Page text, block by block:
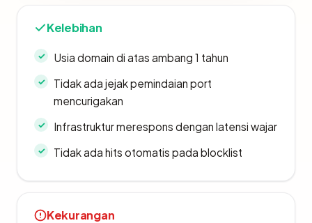
Kelebihan
Usia domain di atas ambang 1 tahun
Tidak ada jejak pemindaian port
mencurigakan
Infrastruktur merespons dengan latensi wajar
Tidak ada hits otomatis pada blocklist
Kekurangan